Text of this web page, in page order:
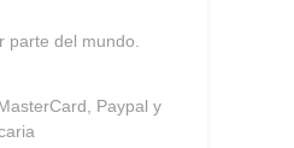
parte del mundo.
Paypal y